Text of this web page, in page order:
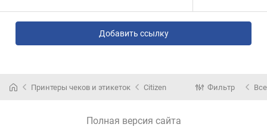
Добавить ссылку
Принтеры чеков и этикеток Citizen Фильтр
Полная версия сайта